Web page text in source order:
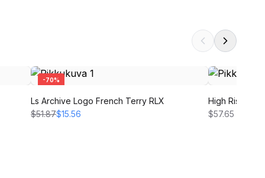
-70%
Ls Archive Logo French Terry RLX
$51.87$15.56
High Rise
$57.65